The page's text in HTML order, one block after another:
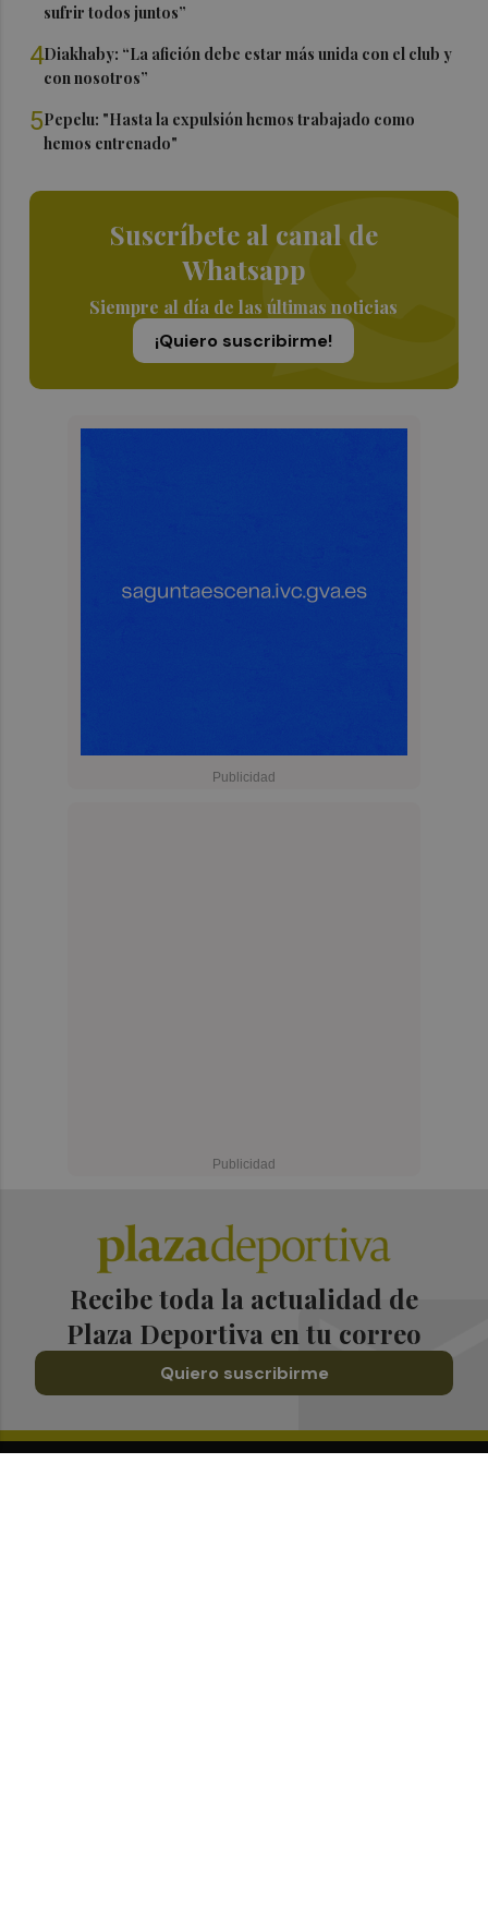
sufrir todos juntos”
4Diakhaby: “La afición debe estar más unida con el club y
con nosotros”
5Pepelu: "Hasta la expulsión hemos trabajado como
hemos entrenado"
Suscríbete al canal de
Whatsapp
Siempre al día de las últimas noticias
¡Quiero suscribirme!
Recibe toda la actualidad de
Plaza Deportiva en tu correo
Quiero suscribirme